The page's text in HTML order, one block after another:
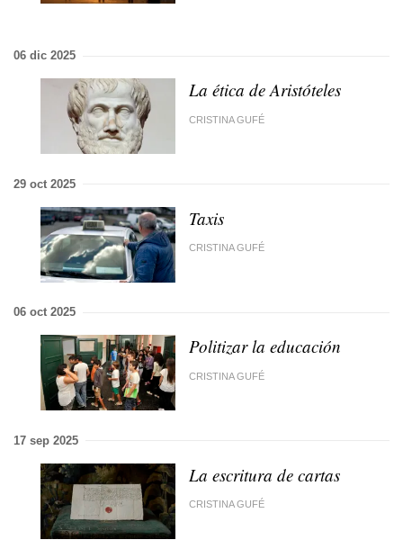
06 dic 2025
La ética de Aristóteles
CRISTINA GUFÉ
29 oct 2025
Taxis
CRISTINA GUFÉ
06 oct 2025
Politizar la educación
CRISTINA GUFÉ
17 sep 2025
La escritura de cartas
CRISTINA GUFÉ